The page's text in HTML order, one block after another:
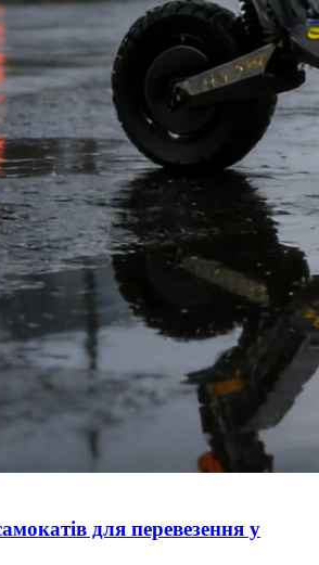
для перевезення у